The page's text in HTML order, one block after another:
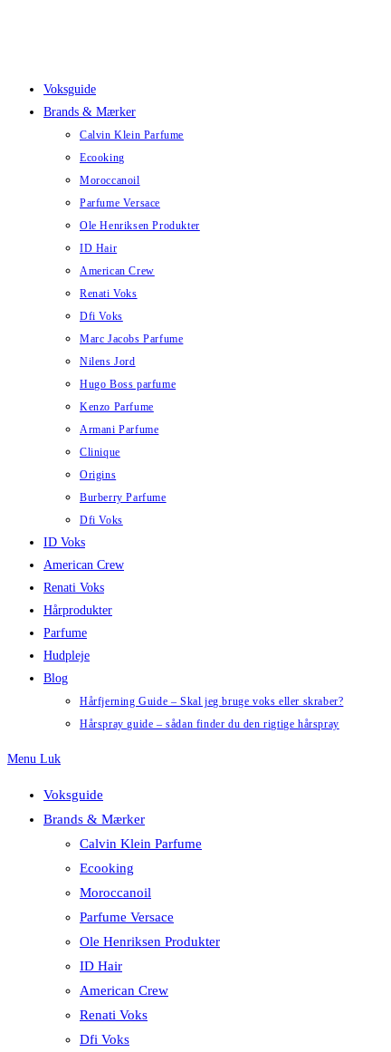
Voksguide
Brands & Mærker
Calvin Klein Parfume
Ecooking
Moroccanoil
Parfume Versace
Ole Henriksen Produkter
ID Hair
American Crew
Renati Voks
Dfi Voks
Marc Jacobs Parfume
Nilens Jord
Hugo Boss parfume
Kenzo Parfume
Armani Parfume
Clinique
Origins
Burberry Parfume
Dfi Voks
ID Voks
American Crew
Renati Voks
Hårprodukter
Parfume
Hudpleje
Blog
Hårfjerning Guide – Skal jeg bruge voks eller skraber?
Hårspray guide – sådan finder du den rigtige hårspray
Menu Luk
Voksguide
Brands & Mærker
Calvin Klein Parfume
Ecooking
Moroccanoil
Parfume Versace
Ole Henriksen Produkter
ID Hair
American Crew
Renati Voks
Dfi Voks